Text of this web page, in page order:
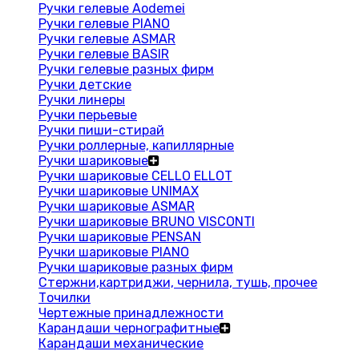
Ручки гелевые Aodemei
Ручки гелевые PIANO
Ручки гелевые ASMAR
Ручки гелевые BASIR
Ручки гелевые разных фирм
Ручки детские
Ручки линеры
Ручки перьевые
Ручки пиши-стирай
Ручки роллерные, капиллярные
Ручки шариковые
Ручки шариковые CELLO ELLOT
Ручки шариковые UNIMAX
Ручки шариковые ASMAR
Ручки шариковые BRUNO VISCONTI
Ручки шариковые PENSAN
Ручки шариковые PIANO
Ручки шариковые разных фирм
Стержни,картриджи, чернила, тушь, прочее
Точилки
Чертежные принадлежности
Карандаши чернографитные
Карандаши механические